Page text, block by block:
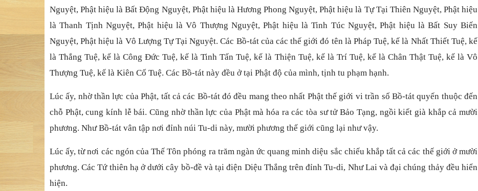
Nguyệt, Phật hiệu là Bất Động Nguyệt, Phật hiệu là Hương Phong Nguyệt, Phật hiệu là Tự Tại Thiên Nguyệt, Phật hiệu
là Thanh Tịnh Nguyệt, Phật hiệu là Vô Thượng Nguyệt, Phật hiệu là Tinh Túc Nguyệt, Phật hiệu là Bất Suy Biến
Nguyệt, Phật hiệu là Vô Lượng Tự Tại Nguyệt. Các Bồ-tát của các thế giới đó tên là Pháp Tuệ, kế là Nhất Thiết Tuệ, kế
là Thắng Tuệ, kế là Công Đức Tuệ, kế là Tinh Tấn Tuệ, kế là Thiện Tuệ, kế là Trí Tuệ, kế là Chân Thật Tuệ, kế là Vô
Thượng Tuệ, kế là Kiên Cố Tuệ. Các Bồ-tát này đều ở tại Phật độ của mình, tịnh tu phạm hạnh.
Lúc ấy, nhờ thần lực của Phật, tất cả các Bồ-tát đó đều mang theo nhất Phật thế giới vi trần số Bồ-tát quyến thuộc đến
chỗ Phật, cung kính lễ bái.Cũng nhờ thần lực của Phật mà hóa ra các tòa sư tử Bảo Tạng, ngồi kiết già khắp cả mười
phương. Như Bồ-tát vân tập nơi đỉnh núi Tu-di này, mười phương thế giới cũng lại như vậy.
Lúc ấy, từ nơi các ngón của Thế Tôn phóng ra trăm ngàn ức quang minh diệu sắc chiếu khắp tất cả các thế giới ở mười
phương. Các Tứ thiên hạ ở dưới cây bồ-đề và tại điện Diệu Thắng trên đỉnh Tu-di, Như Lai và đại chúng thảy đều hiển
hiện.